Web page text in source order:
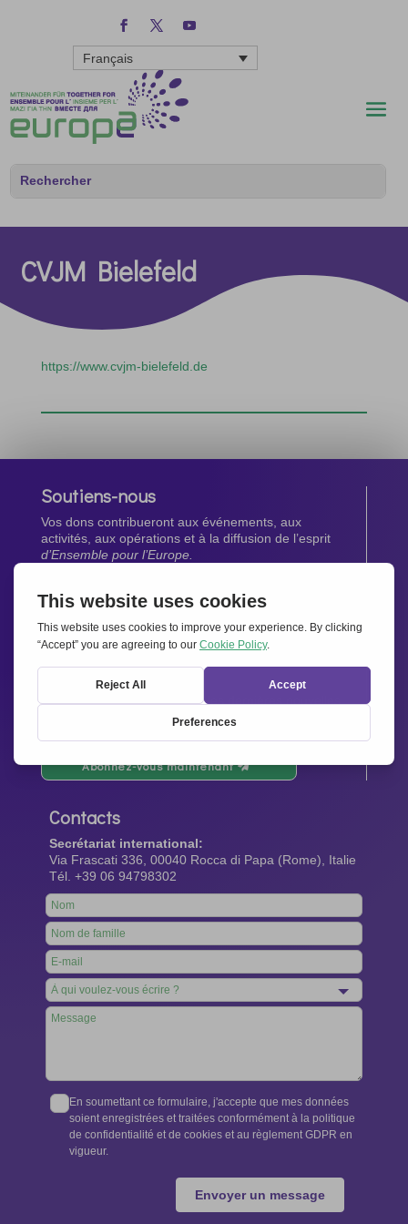
Français
CVJM Bielefeld
https://www.cvjm-bielefeld.de
Soutiens-nous
Vos dons contribueront aux événements, aux
activités, aux opérations et à la diffusion de l’esprit
d’Ensemble pour l’Europe.
Faites un don maintenant
Newsletter
Restez au courant de toutes les dernières nouvelles
Abonnez-vous maintenant
Contacts
Secrétariat international:
Via Frascati 336, 00040 Rocca di Papa (Rome), Italie
Tél. +39 06 94798302
Leave
this
field
blank
En soumettant ce formulaire, j'accepte que mes données
soient enregistrées et traitées conformément à la politique
de confidentialité et de cookies et au règlement GDPR en
vigueur.
Envoyer un message